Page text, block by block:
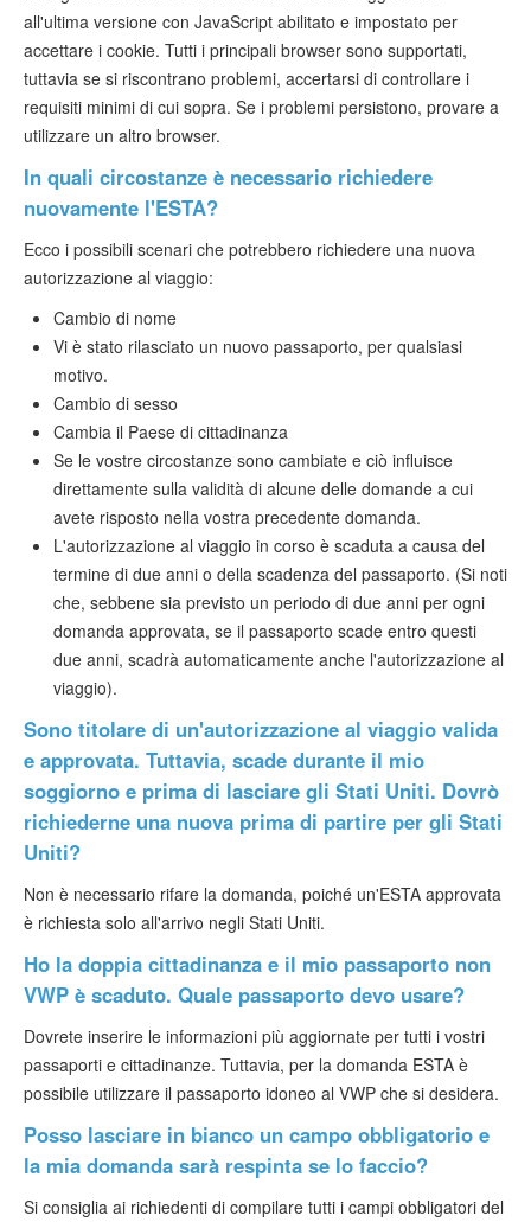
all'ultima versione con JavaScript abilitato e impostato per
accettare i cookie. Tutti i principali browser sono supportati,
tuttavia se si riscontrano problemi, accertarsi di controllare i
requisiti minimi di cui sopra. Se i problemi persistono, provare a
utilizzare un altro browser.
In quali circostanze è necessario richiedere
nuovamente l'ESTA?
Ecco i possibili scenari che potrebbero richiedere una nuova
autorizzazione al viaggio:
Cambio di nome
Vi è stato rilasciato un nuovo passaporto, per qualsiasi
motivo.
Cambio di sesso
Cambia il Paese di cittadinanza
Se le vostre circostanze sono cambiate e ciò influisce
direttamente sulla validità di alcune delle domande a cui
avete risposto nella vostra precedente domanda.
L'autorizzazione al viaggio in corso è scaduta a causa del
termine di due anni o della scadenza del passaporto. (Si noti
che, sebbene sia previsto un periodo di due anni per ogni
domanda approvata, se il passaporto scade entro questi
due anni, scadrà automaticamente anche l'autorizzazione al
viaggio).
Sono titolare di un'autorizzazione al viaggio valida
e approvata. Tuttavia, scade durante il mio
soggiorno e prima di lasciare gli Stati Uniti. Dovrò
richiederne una nuova prima di partire per gli Stati
Uniti?
Non è necessario rifare la domanda, poiché un'ESTA approvata
è richiesta solo all'arrivo negli Stati Uniti.
Ho la doppia cittadinanza e il mio passaporto non
VWP è scaduto. Quale passaporto devo usare?
Dovrete inserire le informazioni più aggiornate per tutti i vostri
passaporti e cittadinanze. Tuttavia, per la domanda ESTA è
possibile utilizzare il passaporto idoneo al VWP che si desidera.
Posso lasciare in bianco un campo obbligatorio e
la mia domanda sarà respinta se lo faccio?
Si consiglia ai richiedenti di compilare tutti i campi obbligatori del